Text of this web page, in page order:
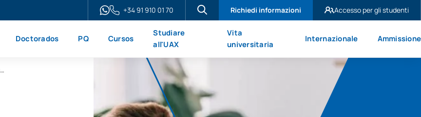
+34 91 910 01 70 Richiedi informazioni
Accesso per gli studenti
UAX Mare Nostrum
Doctorados PQ Cursos
Studiare
all'UAX
Vita
universitaria
Internazionale Ammissione
Master universitario online in Avvocatura e Procura + Corso di preparazione all'esame di abilitazione all'esercizio della professione forense